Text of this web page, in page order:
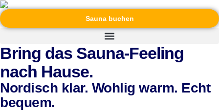
Sauna buchen
Bring das Sauna-Feeling
nach Hause.
Nordisch klar. Wohlig warm. Echt
bequem.